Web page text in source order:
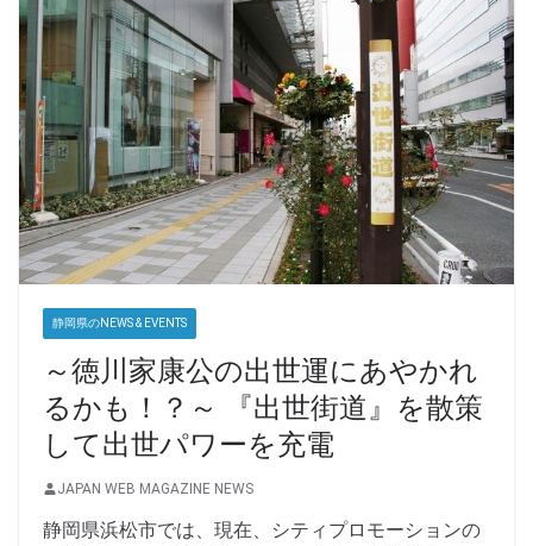
静岡県のNEWS & EVENTS
～徳川家康公の出世運にあやかれ
るかも！？～ 『出世街道』を散策
して出世パワーを充電
JAPAN WEB MAGAZINE NEWS
静岡県浜松市では、現在、シティプロモーションの